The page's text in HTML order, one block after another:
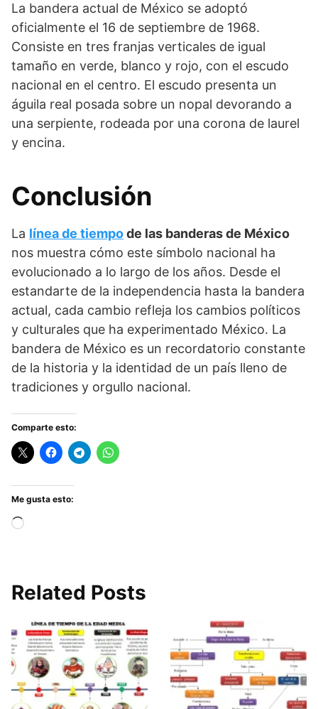
La bandera actual de México se adoptó
oficialmente el 16 de septiembre de 1968.
Consiste en tres franjas verticales de igual
tamaño en verde, blanco y rojo, con el escudo
nacional en el centro. El escudo presenta un
águila real posada sobre un nopal devorando a
una serpiente, rodeada por una corona de laurel
y encina.
Conclusión
La línea de tiempode las banderas de México
nos muestra cómo este símbolo nacional ha
evolucionado a lo largo de los años. Desde el
estandarte de la independencia hasta la bandera
actual, cada cambio refleja los cambios políticos
y culturales que ha experimentado México. La
bandera de México es un recordatorio constante
de la historia y la identidad de un país lleno de
tradiciones y orgullo nacional.
Comparte esto:
Me gusta esto:
Cargando...
Related Posts